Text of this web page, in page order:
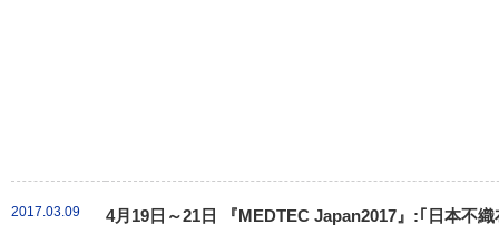
2017.03.09 4月19日～21日 『MEDTEC Japan2017』:｢日本不